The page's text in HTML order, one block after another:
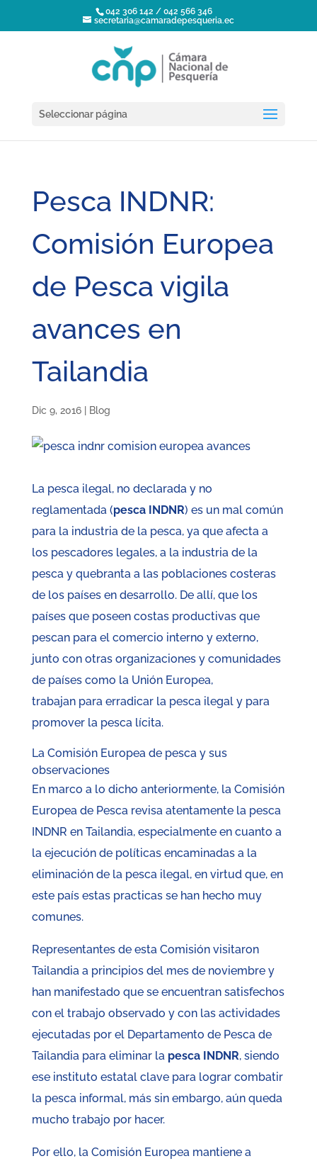
042 306 142 / 042 566 346
secretaria@camaradepesqueria.ec
Seleccionar página
Pesca INDNR:
Comisión Europea
de Pesca vigila
avances en
Tailandia
Dic 9, 2016| Blog
La pesca ilegal, no declarada y no
reglamentada (pesca INDNR) es un mal común
para la industria de la pesca, ya que afecta a
los pescadores legales, a la industria de la
pesca y quebranta a las poblaciones costeras
de los países en desarrollo. De allí, que los
países que poseen costas productivas que
pescan para el comercio interno y externo,
junto con otras organizaciones y comunidades
de países como la Unión Europea,
trabajan para erradicar la pesca ilegal y para
promover la pesca lícita.
La Comisión Europea de pesca y sus
observaciones
En marco a lo dicho anteriormente, la Comisión
Europea de Pesca revisa atentamente la pesca
INDNR en Tailandia, especialmente en cuanto a
la ejecución de políticas encaminadas a la
eliminación de la pesca ilegal, en virtud que, en
este país estas practicas se han hecho muy
comunes.
Representantes de esta Comisión visitaron
Tailandia a principios del mes de noviembre y
han manifestado que se encuentran satisfechos
con el trabajo observado y con las actividades
ejecutadas por el Departamento de Pesca de
Tailandia para eliminar la pesca INDNR, siendo
ese instituto estatal clave para lograr combatir
la pesca informal, más sin embargo, aún queda
mucho trabajo por hacer.
Por ello, la Comisión Europea mantiene a